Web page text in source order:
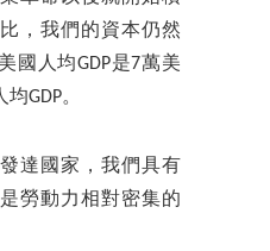
，我們的資本仍然
國人均GDP是7萬美
GDP。
達國家，我們具有
勞動力相對密集的